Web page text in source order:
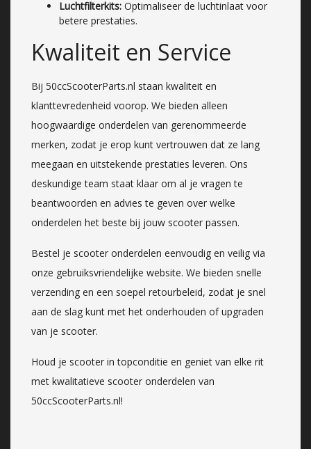
Luchtfilterkits: Optimaliseer de luchtinlaat voor
betere prestaties.
Kwaliteit en Service
Bij 50ccScooterParts.nl staan kwaliteit en
klanttevredenheid voorop. We bieden alleen
hoogwaardige onderdelen van gerenommeerde
merken, zodat je erop kunt vertrouwen dat ze lang
meegaan en uitstekende prestaties leveren. Ons
deskundige team staat klaar om al je vragen te
beantwoorden en advies te geven over welke
onderdelen het beste bij jouw scooter passen.
Bestel je scooter onderdelen eenvoudig en veilig via
onze gebruiksvriendelijke website. We bieden snelle
verzending en een soepel retourbeleid, zodat je snel
aan de slag kunt met het onderhouden of upgraden
van je scooter.
Houd je scooter in topconditie en geniet van elke rit
met kwalitatieve scooter onderdelen van
50ccScooterParts.nl!